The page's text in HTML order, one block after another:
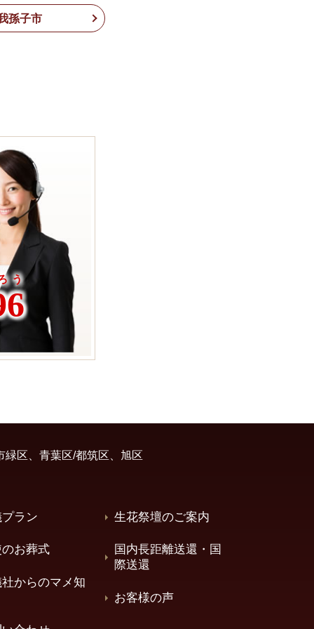
孫子市
う
区、青葉区/都筑区、旭区
ラン
お葬式
からのマメ知
生花祭壇のご案内
国内長距離送還・国
際送還
お客様の声